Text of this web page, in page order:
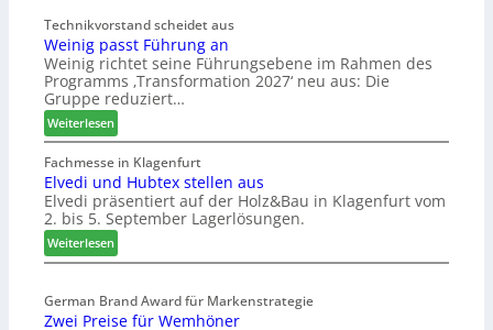
Technikvorstand scheidet aus
Weinig passt Führung an
Weinig richtet seine Führungsebene im Rahmen des
Programms ‚Transformation 2027‘ neu aus: Die
Gruppe reduziert…
Weiterlesen:
W
e
i
n
i
p
s
s
Fachmesse in Klagenfurt
Elvedi und Hubtex stellen aus
Elvedi präsentiert auf der Holz&Bau in Klagenfurt vom
2. bis 5. September Lagerlösungen.
Weiterlesen:
E
v
e
German Brand Award für Markenstrategie
Zwei Preise für Wemhöner